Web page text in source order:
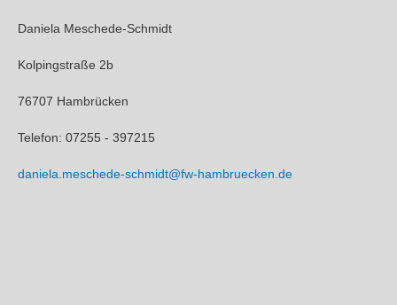
Daniela Meschede-Schmidt
Kolpingstraße 2b
76707 Hambrücken
Telefon: 07255 - 397215
daniela.meschede-schmidt@fw-hambruecken.de